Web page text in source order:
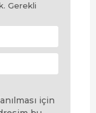
Gerekli
için